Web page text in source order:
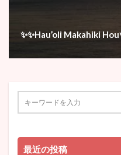
✨✨Hau’oli Makahiki
最近の投稿